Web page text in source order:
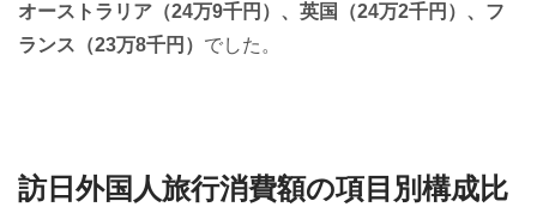
オーストラリア（24万9千円）、英国（24万2千円）、フ
ランス（23万8千円） でした。
訪日外国人旅行消費額の項目別構成比